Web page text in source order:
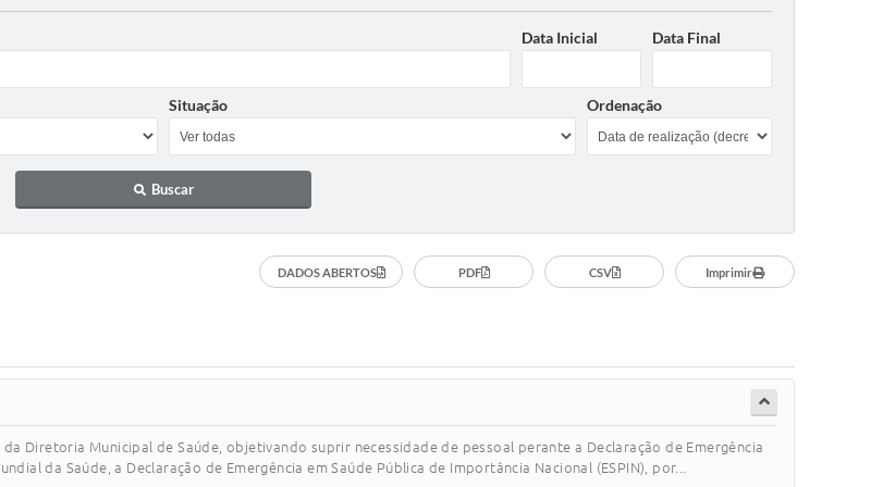
Data Inicial Data Final
Situação Ordenação
Buscar
DADOS ABERTOS PDF CSV Imprimir
Diretoria Municipal de Saúde, objetivando suprir necessidade de pessoal perante a Declaração de Emergência
da Saúde, a Declaração de Emergência em Saúde Pública de Importância Nacional (ESPIN), por...